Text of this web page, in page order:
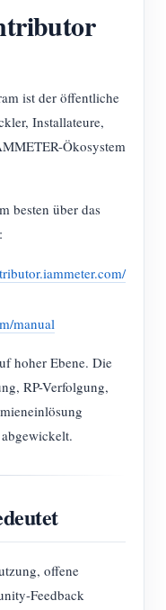
ist der öffentliche
Installateure,
Ökosystem
besten über das
:
manual
hoher Ebene. Die
RP-Verfolgung,
offene
Feedback